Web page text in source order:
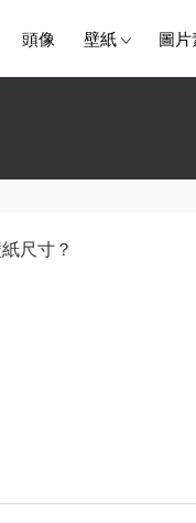
頭像 壁紙 圖
尺寸？